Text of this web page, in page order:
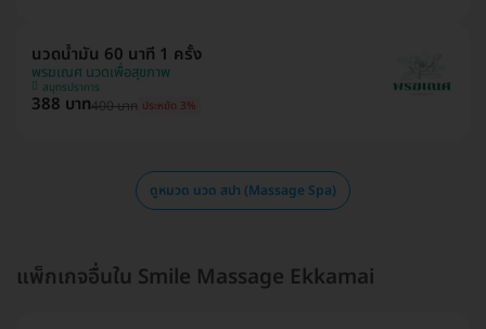
นวดน้ำมัน 60 นาที 1 ครั้ง
พรฆเณศ นวดเพื่อสุขภาพ
สมุทรปราการ
388 บาท400 บาท ประหยัด 3%
ดูหมวด นวด สปา (Massage Spa)
แพ็กเกจอื่นใน Smile Massage Ekkamai